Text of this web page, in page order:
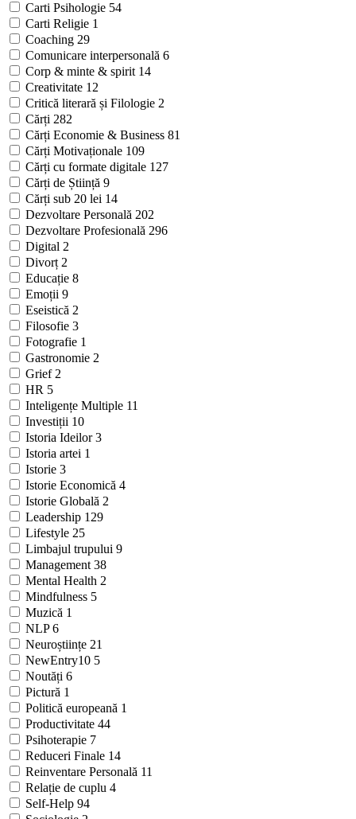
Carti Psihologie 54
Carti Religie 1
Coaching 29
Comunicare interpersonală 6
Corp & minte & spirit 14
Creativitate 12
Critică literară și Filologie 2
Cărți 282
Cărți Economie & Business 81
Cărți Motivaționale 109
Cărți cu formate digitale 127
Cărți de Știință 9
Cărți sub 20 lei 14
Dezvoltare Personală 202
Dezvoltare Profesională 296
Digital 2
Divorț 2
Educație 8
Emoții 9
Eseistică 2
Filosofie 3
Fotografie 1
Gastronomie 2
Grief 2
HR 5
Inteligențe Multiple 11
Investiții 10
Istoria Ideilor3
Istoria artei 1
Istorie 3
Istorie Economică 4
Istorie Globală 2
Leadership 129
Lifestyle 25
Limbajul trupului 9
Management 38
Mental Health 2
Mindfulness 5
Muzică 1
NLP6
Neuroștiințe 21
NewEntry10 5
Noutăți 6
Pictură 1
Politică europeană 1
Productivitate 44
Psihoterapie 7
Reduceri Finale 14
Reinventare Personală 11
Relație de cuplu 4
Self-Help 94